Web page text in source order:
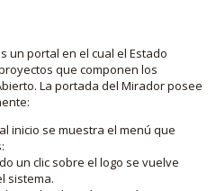
un portal en el cual el Estado
que componen los
La portada del Mirador posee
inicio se muestra el menú que
un clic sobre el logo se vuelve
sistema.